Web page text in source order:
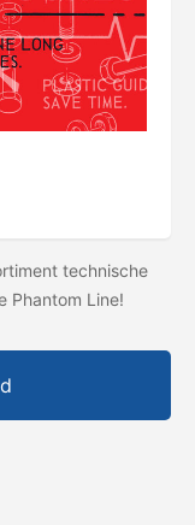
technische
Phantom Line!